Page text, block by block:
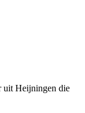
uit Heijningen die